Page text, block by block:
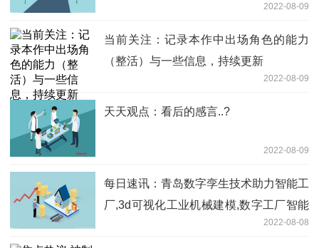
2022-08-09
当前关注：记录本作中出场角色的能力
（整活）与一些信息，持续更新
2022-08-09
天天观点：看后的感言..?
2022-08-09
每日速讯：青岛数字孪生技术助力智能工
厂,3d可视化工业机械建模,数字工厂智能
2022-08-08